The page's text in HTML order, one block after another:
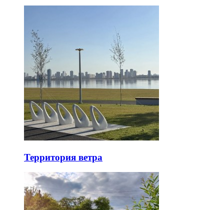
Территория ветра